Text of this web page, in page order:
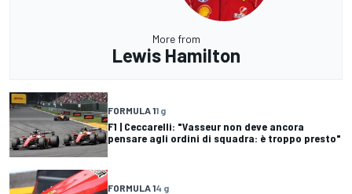
More from
Lewis Hamilton
FORMULA 11 g
F1 | Ceccarelli: "Vasseur non deve ancora
pensare agli ordini di squadra: è troppo presto"
FORMULA 14 g